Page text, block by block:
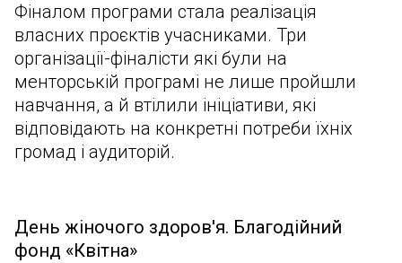
Фіналом програми стала реалізація
власних проєктів учасниками. Три
організації-фіналісти які були на
менторській програмі не лише пройшли
навчання, а й втілили ініціативи, які
відповідають на конкретні потреби їхніх
громад і аудиторій.
День жіночого здоров'я. Благодійний
фонд «Квітна»